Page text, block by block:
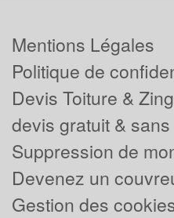
Mentions Légales
Politique de
Devis Toiture &
devis gratuit &
Suppression de
Devenez un
Gestion des